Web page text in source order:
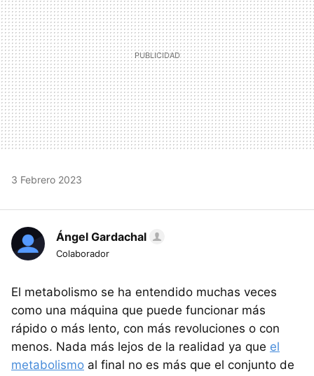
3 Febrero 2023
Ángel Gardachal
Colaborador
El metabolismo se ha entendido muchas veces
como una máquina que puede funcionar más
rápido o más lento, con más revoluciones o con
menos. Nada más lejos de la realidad ya que el
metabolismo al final no es más que el conjunto de